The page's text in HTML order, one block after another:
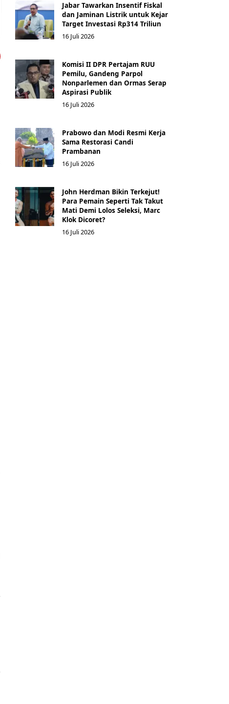
Jabar Tawarkan Insentif Fiskal
dan Jaminan Listrik untuk Kejar
Target Investasi Rp314 Triliun
16 Juli 2026
Komisi II DPR Pertajam RUU
Pemilu, Gandeng Parpol
Nonparlemen dan Ormas Serap
Aspirasi Publik
16 Juli 2026
Prabowo dan Modi Resmi Kerja
Sama Restorasi Candi
Prambanan
16 Juli 2026
John Herdman Bikin Terkejut!
Para Pemain Seperti Tak Takut
Mati Demi Lolos Seleksi, Marc
Klok Dicoret?
16 Juli 2026